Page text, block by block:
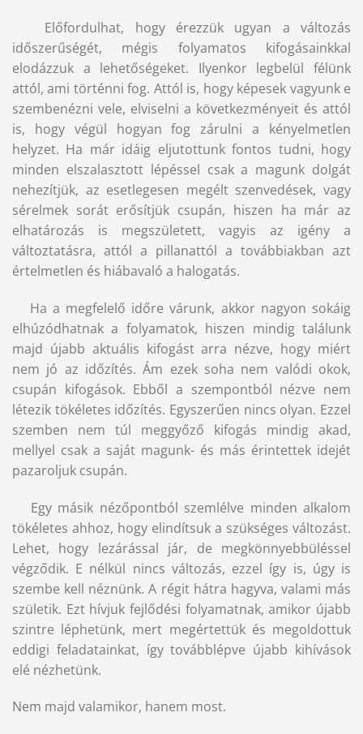
Előfordulhat, hogy érezzük ugyan a változás
időszerűségét, mégis folyamatos kifogásainkkal
elodázzuk a lehetőségeket. Ilyenkor legbelül félünk
attól, ami történni fog. Attól is, hogy képesek vagyunk e
szembenézni vele, elviselni a következményeit és attól
is, hogy végül hogyan fog zárulni a kényelmetlen
helyzet. Ha már idáig eljutottunk fontos tudni, hogy
minden elszalasztott lépéssel csak a magunk dolgát
nehezítjük, az esetlegesen megélt szenvedések, vagy
sérelmek sorát erősítjük csupán, hiszen ha már az
elhatározás is megszületett, vagyis az igény a
változtatásra, attól a pillanattól a továbbiakban azt
értelmetlen és hiábavaló a halogatás.
Ha a megfelelő időre várunk, akkor nagyon sokáig
elhúzódhatnak a folyamatok, hiszen mindig találunk
majd újabb aktuális kifogást arra nézve, hogy miért
nem jó az időzítés. Ám ezek soha nem valódi okok,
csupán kifogások. Ebből a szempontból nézve nem
létezik tökéletes időzítés. Egyszerűen nincs olyan. Ezzel
szemben nem túl meggyőző kifogás mindig akad,
mellyel csak a saját magunk- és más érintettek idejét
pazaroljuk csupán.
Egy másik nézőpontból szemlélve minden alkalom
tökéletes ahhoz, hogy elindítsuk a szükséges változást.
Lehet, hogy lezárással jár, de megkönnyebbüléssel
végződik. E nélkül nincs változás, ezzel így is, úgy is
szembe kell néznünk. A régit hátra hagyva, valami más
születik. Ezt hívjuk fejlődési folyamatnak, amikor újabb
szintre léphetünk, mert megértettük és megoldottuk
eddigi feladatainkat, így továbblépve újabb kihívások
elé nézhetünk.
Nem majd valamikor, hanem most.